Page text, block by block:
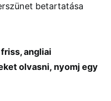
betartatása
angliai
olvasni, nyomj egy